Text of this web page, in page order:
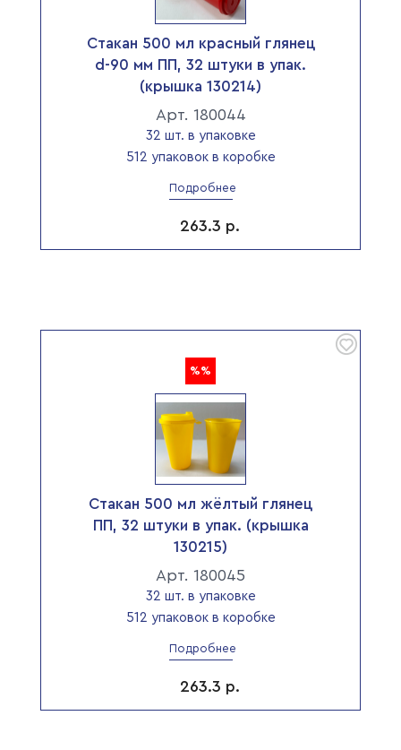
Стакан 500 мл красный глянец
d-90 мм ПП, 32 штуки в упак.
(крышка 130214)
Арт. 180044
32 шт. в упаковке
512 упаковок в коробке
Подробнее
263.3 р.
%%
Стакан 500 мл жёлтый глянец
ПП, 32 штуки в упак. (крышка
130215)
Арт. 180045
32 шт. в упаковке
512 упаковок в коробке
Подробнее
263.3 р.